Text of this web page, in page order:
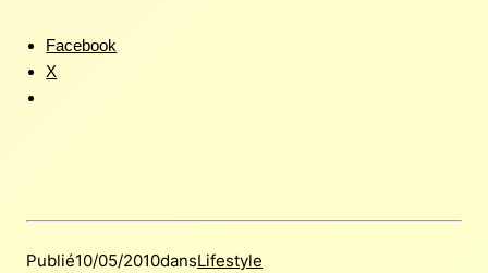
Facebook
X
Publié10/05/2010dansLifestyle